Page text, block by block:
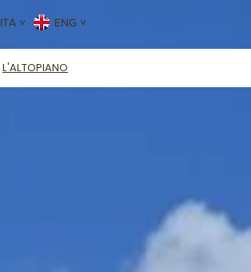
ITA ˅ ENG ˅
L'ALTOPIANO